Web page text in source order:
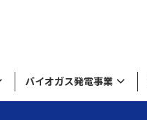
バイオガス発電事業